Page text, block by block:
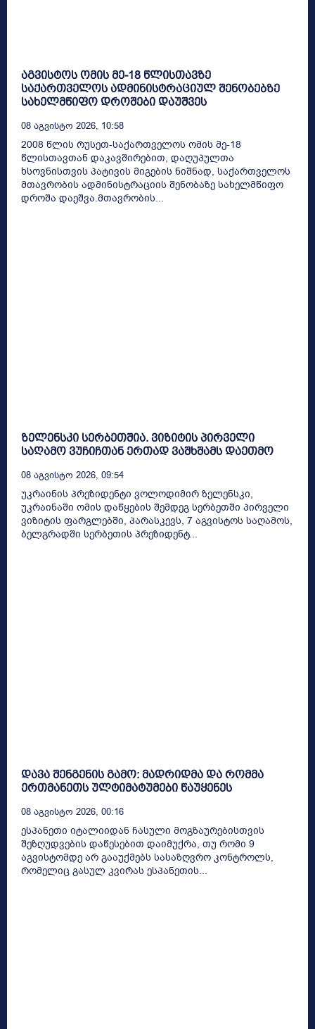
აგვისტოს ომის მე-18 წლისთავზე
საქართველოს ადმინისტრაციულ შენობებზე
სახელმწიფო დროშები დაუშვეს
08 Აგვისტო 2026, 10:58
2008 წლის რუსეთ-საქართველოს ომის მე-18
წლისთავთან დაკავშირებით, დაღუპულთა
ხსოვნისთვის პატივის მიგების ნიშნად, საქართველოს
მთავრობის ადმინისტრაციის შენობაზე სახელმწიფო
დროშა დაეშვა.მთავრობის...
ზელენსკი სერბეთშია. ვიზიტის პირველი
საღამო ვუჩიჩთან ერთად ვაშხშამს დაეთმო
08 Აგვისტო 2026, 09:54
უკრაინის პრეზიდენტი ვოლოდიმირ ზელენსკი,
უკრაინაში ომის დაწყების შემდეგ სერბეთში პირველი
ვიზიტის ფარგლებში, პარასკევს, 7 აგვისტოს საღამოს,
ბელგრადში სერბეთის პრეზიდენტ...
დავა შენგენის გამო: მადრიდმა და რომმა
ერთმანეთს ულტიმატუმები წაუყენეს
08 Აგვისტო 2026, 00:16
ესპანეთი იტალიიდან ჩასული მოგზაურებისთვის
შეზღუდვების დაწესებით დაიმუქრა, თუ რომი 9
აგვისტომდე არ გააუქმებს სასაზღვრო კონტროლს,
რომელიც გასულ კვირას ესპანეთის...